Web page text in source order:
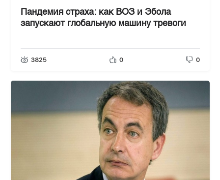
Пандемия страха: как ВОЗ и Эбола
запускают глобальную машину тревоги
3825 0 0